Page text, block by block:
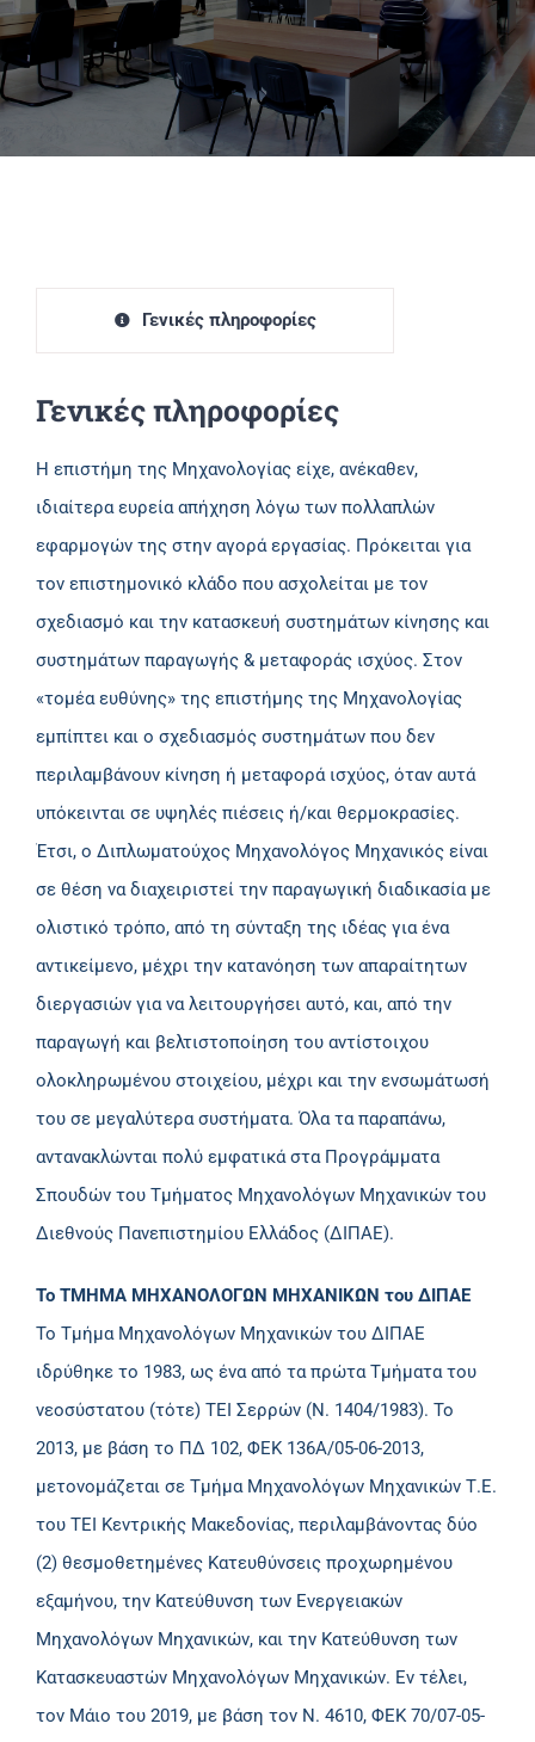
Πανεπιστημιακές Μονάδες
Γενικές πληροφορίες
Γενικές πληροφορίες
Η επιστήμη της Μηχανολογίας είχε, ανέκαθεν,
ιδιαίτερα ευρεία απήχηση λόγω των πολλαπλών
εφαρμογών της στην αγορά εργασίας. Πρόκειται για
τον επιστημονικό κλάδο που ασχολείται με τον
σχεδιασμό και την κατασκευή συστημάτων κίνησης και
συστημάτων παραγωγής & μεταφοράς ισχύος. Στον
«τομέα ευθύνης» της επιστήμης της Μηχανολογίας
εμπίπτει και ο σχεδιασμός συστημάτων που δεν
περιλαμβάνουν κίνηση ή μεταφορά ισχύος, όταν αυτά
υπόκεινται σε υψηλές πιέσεις ή/και θερμοκρασίες.
Έτσι, ο Διπλωματούχος Μηχανολόγος Μηχανικός είναι
σε θέση να διαχειριστεί την παραγωγική διαδικασία με
ολιστικό τρόπο, από τη σύνταξη της ιδέας για ένα
αντικείμενο, μέχρι την κατανόηση των απαραίτητων
διεργασιών για να λειτουργήσει αυτό, και, από την
παραγωγή και βελτιστοποίηση του αντίστοιχου
ολοκληρωμένου στοιχείου, μέχρι και την ενσωμάτωσή
του σε μεγαλύτερα συστήματα. Όλα τα παραπάνω,
αντανακλώνται πολύ εμφατικά στα Προγράμματα
Σπουδών του Τμήματος Μηχανολόγων Μηχανικών του
Διεθνούς Πανεπιστημίου Ελλάδος (ΔΙΠΑΕ).
Το ΤΜΗΜΑ ΜΗΧΑΝΟΛΟΓΩΝ ΜΗΧΑΝΙΚΩΝ του ΔΙΠΑΕ
Το Τμήμα Μηχανολόγων Μηχανικών του ΔΙΠΑΕ
ιδρύθηκε το 1983, ως ένα από τα πρώτα Τμήματα του
νεοσύστατου (τότε) ΤΕΙ Σερρών (Ν. 1404/1983). Το
2013, με βάση το ΠΔ 102, ΦΕΚ 136Α/05-06-2013,
μετονομάζεται σε Τμήμα Μηχανολόγων Μηχανικών Τ.Ε.
του ΤΕΙ Κεντρικής Μακεδονίας, περιλαμβάνοντας δύο
(2) θεσμοθετημένες Κατευθύνσεις προχωρημένου
εξαμήνου, την Κατεύθυνση των Ενεργειακών
Μηχανολόγων Μηχανικών, και την Κατεύθυνση των
Κατασκευαστών Μηχανολόγων Μηχανικών. Εν τέλει,
τον Μάιο του 2019, με βάση τον Ν. 4610, ΦΕΚ 70/07-05-